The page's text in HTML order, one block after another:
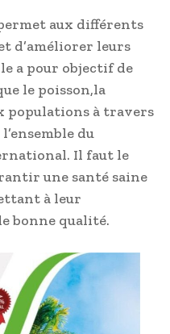
aux différents
d’améliorer leurs
a pour objectif de
le poisson,la
populations à travers
du
Il faut le
une santé saine
à leur
bonne qualité.